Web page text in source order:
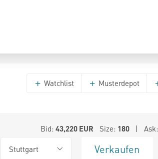
Watchlist Musterdepot
Bid: 43,220EUR Size: 180| Ask:
Stuttgart Verkaufen